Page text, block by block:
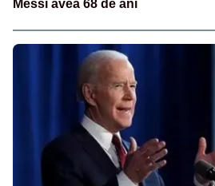
Messi avea 68 de ani